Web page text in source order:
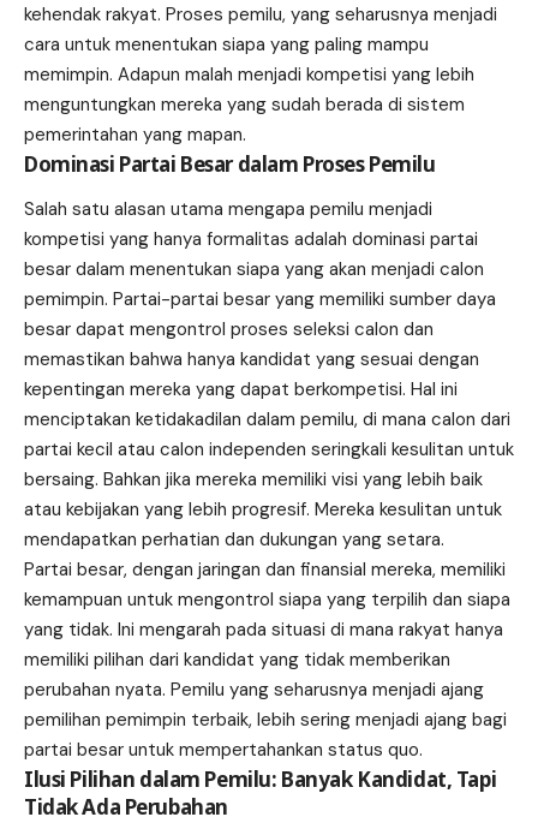
kehendak rakyat. Proses pemilu, yang seharusnya menjadi
cara untuk menentukan siapa yang paling mampu
memimpin. Adapun malah menjadi kompetisi yang lebih
menguntungkan mereka yang sudah berada di sistem
pemerintahan yang mapan.
Dominasi Partai Besar dalam Proses Pemilu
Salah satu alasan utama mengapa pemilu menjadi
kompetisi yang hanya formalitas adalah dominasi partai
besar dalam menentukan siapa yang akan menjadi calon
pemimpin. Partai-partai besar yang memiliki sumber daya
besar dapat mengontrol proses seleksi calon dan
memastikan bahwa hanya kandidat yang sesuai dengan
kepentingan mereka yang dapat berkompetisi. Hal ini
menciptakan ketidakadilan dalam pemilu, di mana calon dari
partai kecil atau calon independen seringkali kesulitan untuk
bersaing. Bahkan jika mereka memiliki visi yang lebih baik
atau kebijakan yang lebih progresif. Mereka kesulitan untuk
mendapatkan perhatian dan dukungan yang setara.
Partai besar, dengan jaringan dan finansial mereka, memiliki
kemampuan untuk mengontrol siapa yang terpilih dan siapa
yang tidak. Ini mengarah pada situasi di mana rakyat hanya
memiliki pilihan dari kandidat yang tidak memberikan
perubahan nyata. Pemilu yang seharusnya menjadi ajang
pemilihan pemimpin terbaik, lebih sering menjadi ajang bagi
partai besar untuk mempertahankan status quo.
Ilusi Pilihan dalam Pemilu: Banyak Kandidat, Tapi
Tidak Ada Perubahan